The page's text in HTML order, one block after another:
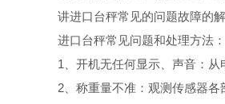
讲进口台秤常见的问题故障的
进口台秤常见问题和处理方法：
1、开机无任何显示、声音：从
2、称重量不准：观测传感器